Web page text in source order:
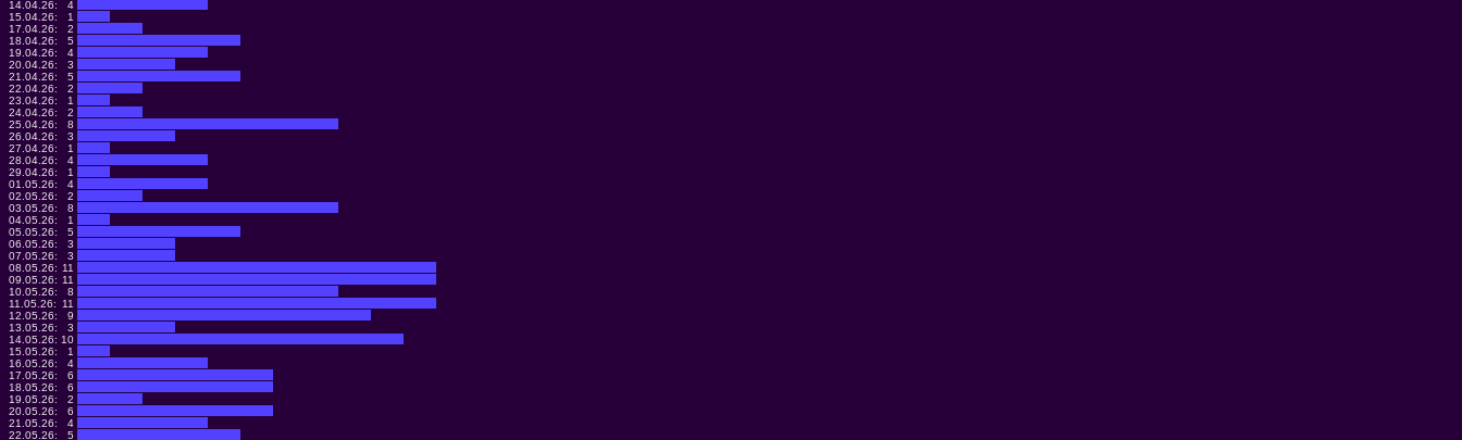
14.04.26:
4
15.04.26:
1
17.04.26:
2
18.04.26:
5
19.04.26:
4
20.04.26:
3
21.04.26:
5
22.04.26:
2
23.04.26:
1
24.04.26:
2
25.04.26:
8
26.04.26:
3
27.04.26:
1
28.04.26:
4
29.04.26:
1
01.05.26:
4
02.05.26:
2
03.05.26:
8
04.05.26:
1
05.05.26:
5
06.05.26:
3
07.05.26:
3
08.05.26: 11
09.05.26: 11
10.05.26:
8
11.05.26: 11
12.05.26:
9
13.05.26:
3
14.05.26: 10
15.05.26:
1
16.05.26:
4
17.05.26:
6
18.05.26:
6
19.05.26:
2
20.05.26:
6
21.05.26:
4
22.05.26:
5